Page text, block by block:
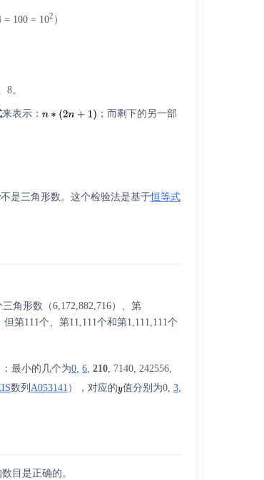
= 100 = 102 ）
8。
来表示：
；而剩下的另一部
不是三角形数。这个检验法是基于恒等式
角形数（6,172,882,716）、第
第111个、第11,111个和第1,111,111个
：最小的几个为0, 6, 210, 7140, 242556,
数列 A053141 ），对应的 值分别为0, 3,
目是正确的。